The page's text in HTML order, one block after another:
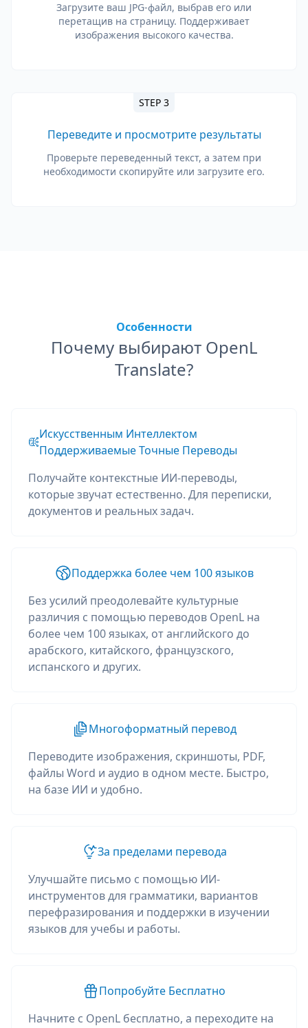
Загрузите ваш JPG-файл, выбрав его или
перетащив на страницу. Поддерживает
изображения высокого качества.
STEP 3
Переведите и просмотрите результаты
Проверьте переведенный текст, а затем при
необходимости скопируйте или загрузите его.
Особенности
Почему выбирают OpenL
Translate?
Искусственным Интеллектом
Поддерживаемые Точные Переводы
Получайте контекстные ИИ-переводы,
которые звучат естественно. Для переписки,
документов и реальных задач.
Поддержка более чем 100 языков
Без усилий преодолевайте культурные
различия с помощью переводов OpenL на
более чем 100 языках, от английского до
арабского, китайского, французского,
испанского и других.
Многоформатный перевод
Переводите изображения, скриншоты, PDF,
файлы Word и аудио в одном месте. Быстро,
на базе ИИ и удобно.
За пределами перевода
Улучшайте письмо с помощью ИИ-
инструментов для грамматики, вариантов
перефразирования и поддержки в изучении
языков для учебы и работы.
Попробуйте Бесплатно
Начните с OpenL бесплатно, а переходите на